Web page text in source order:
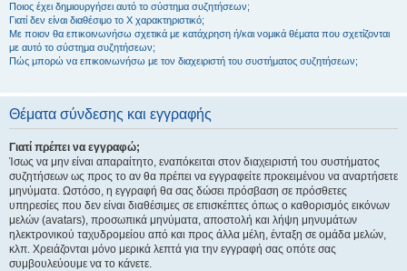
Ποιος έχει δημιουργήσει αυτό το σύστημα συζητήσεων;
Γιατί δεν είναι διαθέσιμο το Χ χαρακτηριστικό;
Με ποιον θα επικοινωνήσω σχετικά με κατάχρηση ή/και νομικά θέματα που σχετίζονται
με αυτό το σύστημα συζητήσεων;
Πώς μπορώ να επικοινωνήσω με τον διαχειριστή του συστήματος συζητήσεων;
Θέματα σύνδεσης και εγγραφής
Γιατί πρέπει να εγγραφώ;
Ίσως να μην είναι απαραίτητο, εναπόκειται στον διαχειριστή του συστήματος
συζητήσεων ως προς το αν θα πρέπει να εγγραφείτε προκειμένου να αναρτήσετε
μηνύματα. Ωστόσο, η εγγραφή θα σας δώσει πρόσβαση σε πρόσθετες
υπηρεσίες που δεν είναι διαθέσιμες σε επισκέπτες όπως ο καθορισμός εικόνων
μελών (avatars), προσωπικά μηνύματα, αποστολή και λήψη μηνυμάτων
ηλεκτρονικού ταχυδρομείου από και προς άλλα μέλη, ένταξη σε ομάδα μελών,
κλπ. Χρειάζονται μόνο μερικά λεπτά για την εγγραφή σας οπότε σας
συμβουλεύουμε να το κάνετε.